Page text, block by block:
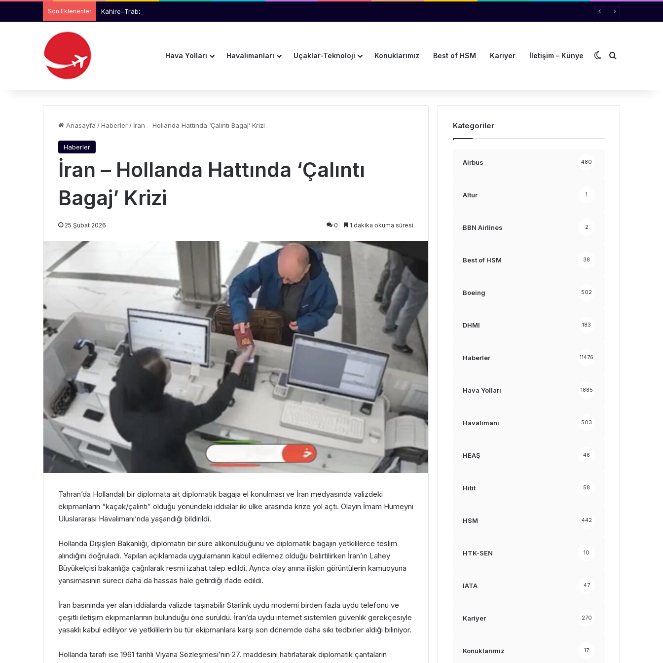
Son Eklenenler Kahire–Trabzon Uçuşları İçin Henüz Bir Planlama Yok
Hava Yolları Havalimanları Uçaklar-Teknoloji Konuklarımız Best of HSM Kariyer İletişim – Künye Dış görünümü
Arama yap
Anasayfa /Haberler / İran – Hollanda Hattında ‘Çalıntı Bagaj’ Krizi
Haberler
İran – Hollanda Hattında ‘Çalıntı
Bagaj’ Krizi
25 Şubat 2026 0 1 dakika okuma süresi
Tahran’da Hollandalı bir diplomata ait diplomatik bagaja el konulması ve İran medyasında valizdeki
ekipmanların “kaçak/çalıntı” olduğu yönündeki iddialar iki ülke arasında krize yol açtı. Olayın İmam Humeyni
Uluslararası Havalimanı’nda yaşandığı bildirildi.
Hollanda Dışişleri Bakanlığı, diplomatın bir süre alıkonulduğunu ve diplomatik bagajın yetkililerce teslim
alındığını doğruladı. Yapılan açıklamada uygulamanın kabul edilemez olduğu belirtilirken İran’ın Lahey
Büyükelçisi bakanlığa çağrılarak resmi izahat talep edildi. Ayrıca olay anına ilişkin görüntülerin kamuoyuna
yansımasının süreci daha da hassas hale getirdiği ifade edildi.
İran basınında yer alan iddialarda valizde taşınabilir Starlink uydu modemi birden fazla uydu telefonu ve
çeşitli iletişim ekipmanlarının bulunduğu öne sürüldü. İran’da uydu internet sistemleri güvenlik gerekçesiyle
yasaklı kabul ediliyor ve yetkililerin bu tür ekipmanlara karşı son dönemde daha sıkı tedbirler aldığı biliniyor.
Hollanda tarafı ise 1961 tarihli Viyana Sözleşmesi’nin 27. maddesini hatırlatarak diplomatik çantaların
Kategoriler
Airbus 480
Altur 1
BBN Airlines 2
Best of HSM 38
Boeing 502
DHMI 183
Haberler 11476
Hava Yolları 1885
Havalimanı 503
HEAŞ 46
Hitit 58
HSM 442
HTK-SEN 10
IATA 47
Kariyer 270
Konuklarımız 17